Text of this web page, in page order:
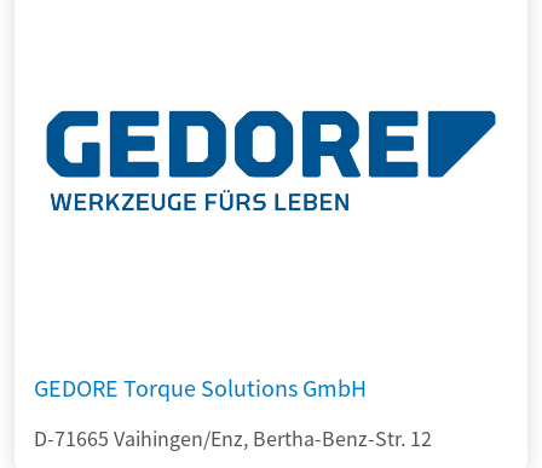
GEDORE Torque Solutions GmbH
D-71665 Vaihingen/Enz, Bertha-Benz-Str. 12